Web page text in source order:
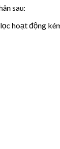
sau:
hoạt động